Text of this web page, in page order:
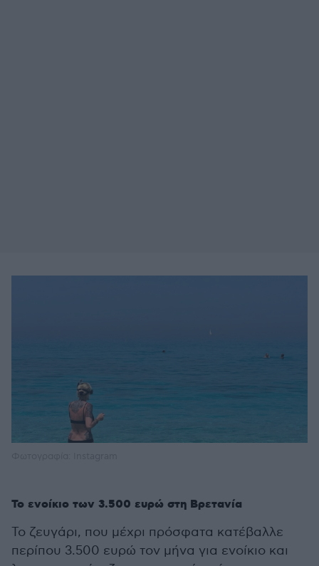
Το ενοίκιο των 3.500 ευρώ στη Βρετανία
Το ζευγάρι, που μέχρι πρόσφατα κατέβαλλε
περίπου 3.500 ευρώ τον μήνα για ενοίκιο και